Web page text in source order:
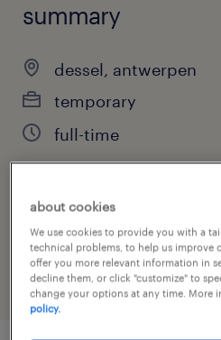
summary
dessel, antwerpen
temporary
full-time
job category
science & research
about cookies
We use cookies to provide you with a
technical problems, to help us improve
offer you more relevant information in
decline them, or click "customize" to
change your options at any time. More
policy.